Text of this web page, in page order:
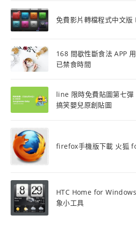
免費影片轉檔程式中文
168 間歇性斷食法 APP
已禁食時間
line 限時免費貼圖第七
搞笑嬰兒原創貼圖
firefox手機版下載 火狐
HTC Home for
象小工具